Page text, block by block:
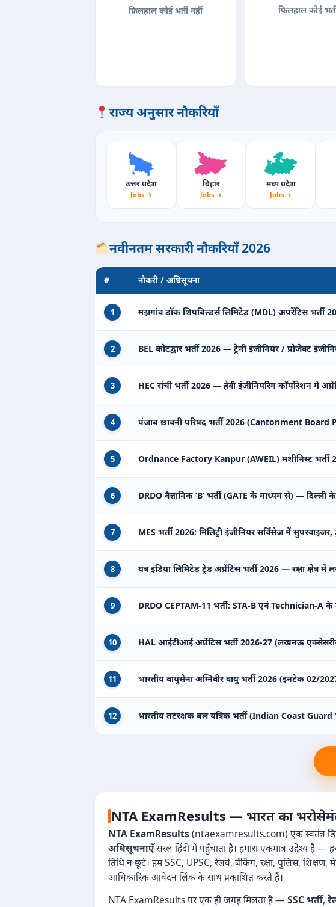
फ़िलहाल कोई भर्ती नहीं फ़िलहाल कोई
राज्य अनुसार नौकरियाँ
उत्तर प्रदेश
Jobs →
बिहार
Jobs →
मध्य प्रदेश
Jobs →
नवीनतम सरकारी नौकरियाँ 2026
# नौकरी / अधिसूचना
1 मझगांव डॉक शिपबिल्डर्स लिमिटेड (MDL) अपरेंटिस भर्ती
2 BEL कोटद्वार भर्ती 2026 — ट्रेनी इंजीनियर / प्रोजेक्ट
3 HEC रांची भर्ती 2026 — हेवी इंजीनियरिंग कॉर्पोरेशन में
4 पंजाब छावनी परिषद भर्ती 2026 (Cantonment
5 Ordnance Factory Kanpur (AWEIL) मशीनिस्ट भर्ती
6 DRDO वैज्ञानिक ‘B’ भर्ती (GATE के माध्यम से) — दिल्ली
7 MES भर्ती 2026: मिलिट्री इंजीनियर सर्विसेज में
8 यंत्र इंडिया लिमिटेड ट्रेड अप्रेंटिस भर्ती 2026 — रक्षा क्षेत्र
9 DRDO CEPTAM-11 भर्ती: STA-B एवं Technician-
10 HAL आईटीआई अप्रेंटिस भर्ती 2026-27 (लखनऊ
11 भारतीय वायुसेना अग्निवीर वायु भर्ती 2026 (इनटेक 02/
12 भारतीय तटरक्षक बल यंत्रिक भर्ती (Indian Coast
NTA ExamResults — भारत का भरोसेमंद
NTA ExamResults (ntaexamresults.com) एक स्वतंत्र
अधिसूचनाएँसरल हिंदी में पहुँचाता है। हमारा एकमात्र उद्देश्य है
तिथि न छूटे। हम SSC, UPSC, रेलवे, बैंकिंग, रक्षा, पुलिस,
आधिकारिक आवेदन लिंक के साथ प्रकाशित करते हैं।
NTA ExamResults पर एक ही जगह मिलता है — SSC भर्ती,